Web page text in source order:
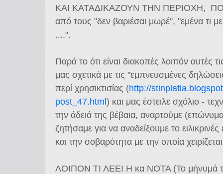
ΚΑΙ ΚΑΤΑΔΙΚΑΖΟΥΝ ΤΗΝ ΠΕΡΙΟΧΗ,
από τους "δεν βαριέσαι μωρέ", "εμένα τι
....".
Παρά το ότι είναι διακοπές λοιπόν αυτές
μας σχετικά με τις "εμπνευσμένες
περί χρησικτισίας (http://
post_47.html) και μας έστειλε σχόλιο -
την άδειά της βέβαια, αναρτούμε
ζητήσαμε για να αναδείξουμε το
και την σοβαρότητα με την οποία
ΛΟΙΠΟΝ ΤΙ ΛΕΕΙ Η κα ΝΟΤΑ (Το μήνυμά